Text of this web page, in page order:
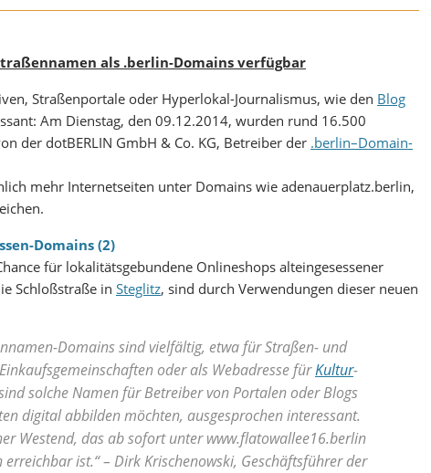
als .berlin-Domains verfügbar
Straßenportale oder Hyperlokal-Journalismus, wie den Blog
Am Dienstag, den 09.12.2014, wurden rund 16.500
der dotBERLIN GmbH & Co. KG, Betreiber der .berlin–Domain-
mehr Internetseiten unter Domains wie adenauerplatz.berlin,
für lokalitätsgebundene Onlineshops alteingesessener
Schloßstraße in Steglitz, sind durch Verwendungen dieser neuen
Domains sind vielfältig, etwa für Straßen- und
oder als Webadresse fürKultur-
solche Namen für Betreiber von Portalen oder Blogs
digital abbilden möchten, ausgesprochen interessant.
Westend, das ab sofort unter www.flatowallee16.berlin
ist.“ – Dirk Krischenowski, Geschäftsführer der